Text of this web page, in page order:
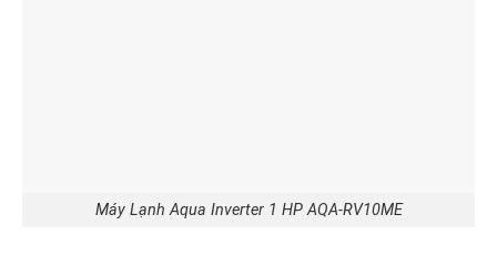
Máy Lạnh Aqua Inverter 1 HP AQA-RV10ME